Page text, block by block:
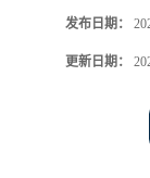
发布日期：
更新日期：